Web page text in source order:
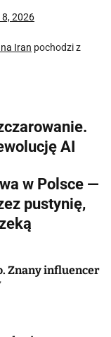
2026
Iran pochodzi z
AI
w Polsce —
pustynię,
Znany influencer